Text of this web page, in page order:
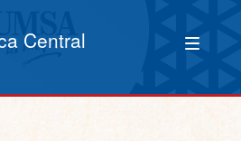
Central